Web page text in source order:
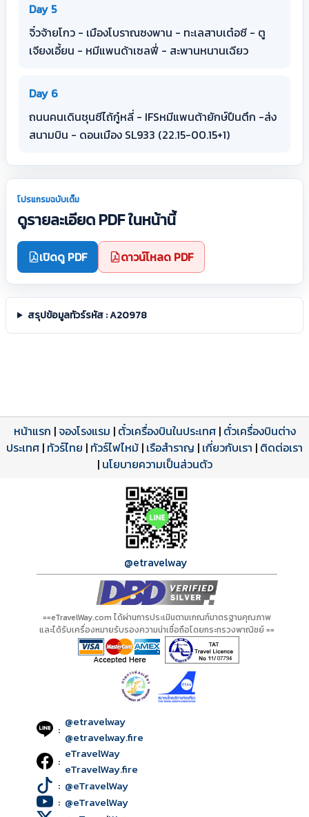
Day 5
จิ๋วจ้ายโกว - เมืองโบราณซงพาน - ทะเลสาบเต๋อซี - ตู
เจียงเอี้ยน - หมีแพนด้าเซลฟี่ - สะพานหนานเฉียว
Day 6
ถนนคนเดินชุนซีไถ้กู๋หลี่ - IFSหมีแพนต้ายักษ์ปืนตึก -ส่ง
สนามบิน - ดอนเมือง SL933 (22.15-00.15+1)
โปรแกรมฉบับเต็ม
ดูรายละเอียด PDF ในหน้านี้
เปิดดู PDF ดาวน์โหลด PDF
สรุปข้อมูลทัวร์รหัส : A20978
โปรแกรมทัวร์
ดาวน์โหลด PDF
รีวิวลูกค้าจริง
รีวิวจาก eTravelWay
เปิดหน้าเต็ม
ใบอนุญาตนำเที่ยว
เลขที่ 11/11450
เปิดหน้าเต็ม
หน้าแรก |จองโรงแรม | ตั๋วเครื่องบินในประเทศ| ตั๋วเครื่องบินต่าง
ประเทศ | ทัวร์ไทย | ทัวร์ไฟไหม้ | เรือสำราญ | เกี่ยวกับเรา | ติดต่อเรา
| นโยบายความเป็นส่วนตัว
@etravelway
==eTravelWay.com ได้ผ่านการประเมินตามเกณฑ์มาตรฐานคุณภาพ
และได้รับเครื่องหมายรับรองความน่าเชื่อถือโดยกระทรวงพาณิชย์ ==
: @etravelway
@etravelway.fire
: eTravelWay
eTravelWay.fire
: @eTravelWay
: @eTravelWay